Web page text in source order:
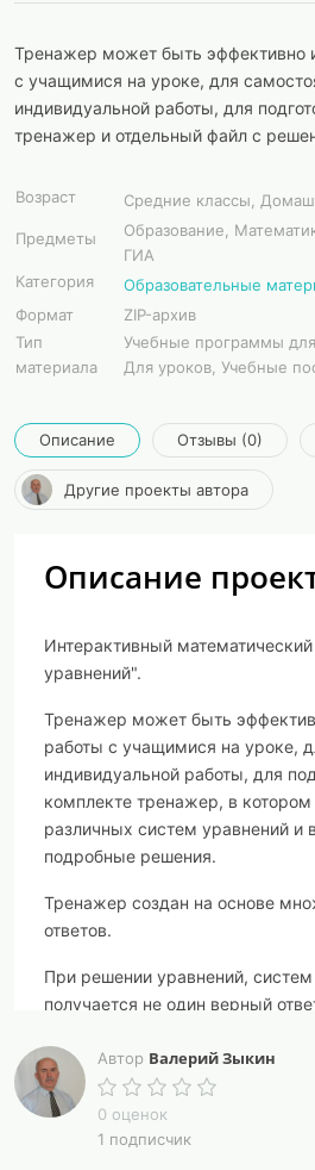
Тренажер может быть эффективно
с учащимися на уроке, для
индивидуальной работы, для
тренажер и отдельный файл с
Возраст
Средние классы,
Предметы
Образование,
ГИА
Категория
Образовательные
Формат
ZIP-архив
Тип
материала
Учебные программы
Для уроков, Учебные
Описание Отзывы (0)
Другие проекты автора
Описание
Интерактивный
уравнений".
Тренажер может быть
работы с учащимися на уроке,
индивидуальной работы, для
комплекте тренажер, в котором
различных систем уравнений и
подробные решения.
Тренажер создан на основе
ответов.
При решении уравнений,
получается не один верный
ответы выбираются из
множества ответов, где есть
Каждое задание программа
выполнения десяти заданий
Автор Валерий Зыкин
0 оценок
1 подписчик